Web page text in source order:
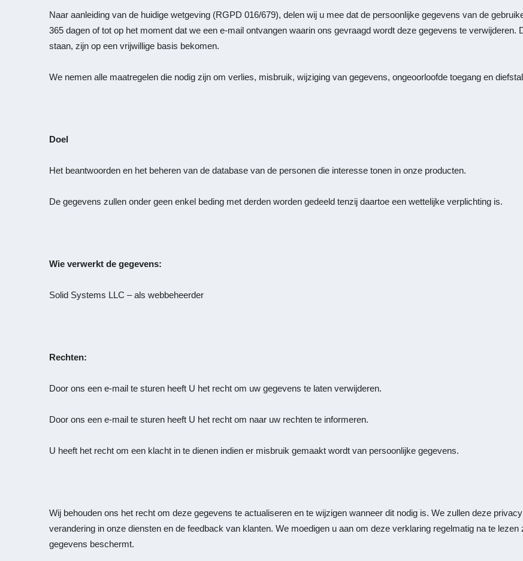
Naar aanleiding van de huidige wetgeving (RGPD 016/679), delen wij u mee dat de persoonlijke gegevens van de
365 dagen of tot op het moment dat we een e-mail ontvangen waarin ons gevraagd wordt deze gegevens te
staan, zijn op een vrijwillige basis bekomen.
We nemen alle maatregelen die nodig zijn om verlies, misbruik, wijziging van gegevens, ongeoorloofde toegang en
Doel
Het beantwoorden en het beheren van de database van de personen die interesse tonen in onze producten.
De gegevens zullen onder geen enkel beding met derden worden gedeeld tenzij daartoe een wettelijke verplichting is.
Wie verwerkt de gegevens:
Solid Systems LLC – als webbeheerder
Rechten:
Door ons een e-mail te sturen heeft U het recht om uw gegevens te laten verwijderen.
Door ons een e-mail te sturen heeft U het recht om naar uw rechten te informeren.
U heeft het recht om een klacht in te dienen indien er misbruik gemaakt wordt van persoonlijke gegevens.
Wij behouden ons het recht om deze gegevens te actualiseren en te wijzigen wanneer dit nodig is. We zullen deze
verandering in onze diensten en de feedback van klanten. We moedigen u aan om deze verklaring regelmatig na te
gegevens beschermt.